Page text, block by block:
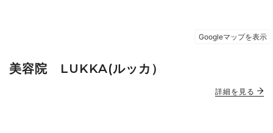
美容院 LUKKA(ルッカ）
詳細を見る